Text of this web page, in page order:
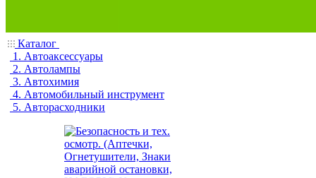
Каталог
1. Автоаксессуары
2. Автолампы
3. Автохимия
4. Автомобильный инструмент
5. Авторасходники